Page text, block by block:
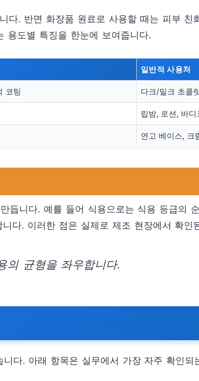
다. 반면 화장품 원료로 사용할 때는 피부 친
용도별 특징을 한눈에 보여줍니다.
일반적 사용처
코팅 다크/밀크 초콜
립밤, 로션, 바디
연고 베이스, 크
니다. 예를 들어 식용으로는 식용 등급의
다. 이러한 점은 실제로 제조 현장에서 확인
의 균형을 좌우합니다.
다. 아래 항목은 실무에서 가장 자주 확인되